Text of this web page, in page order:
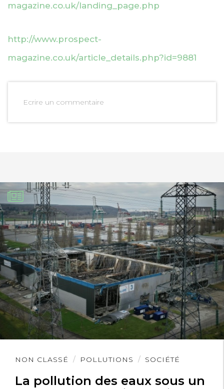
magazine.co.uk/landing_page.php
http://www.prospect-
magazine.co.uk/article_details.php?id=9881
Ecrire un commentaire
NON CLASSÉ POLLUTIONS SOCIÉTÉ
La pollution des eaux sous un
Lire